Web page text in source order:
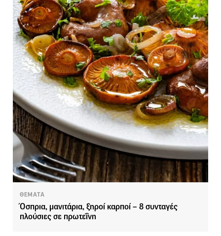
ΘΕΜΑΤΑ
Όσπρια, μανιτάρια, ξηροί καρποί – 8 συνταγές
πλούσιες σε πρωτεΐνη